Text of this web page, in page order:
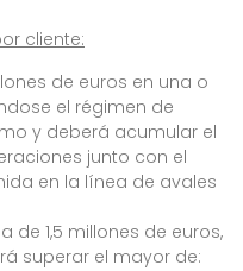
cliente:
de euros en una o
el régimen de
y deberá acumular el
junto con el
en la línea de avales
de 1,5 millones de euros,
superar el mayor de: